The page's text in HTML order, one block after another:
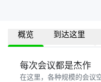
概览 到达这里
每次会议都是杰作
在这里，各种规模的会议